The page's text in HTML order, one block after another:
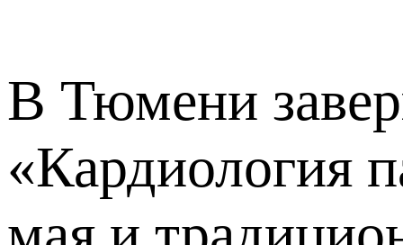
В Тюмени
«Кардиология